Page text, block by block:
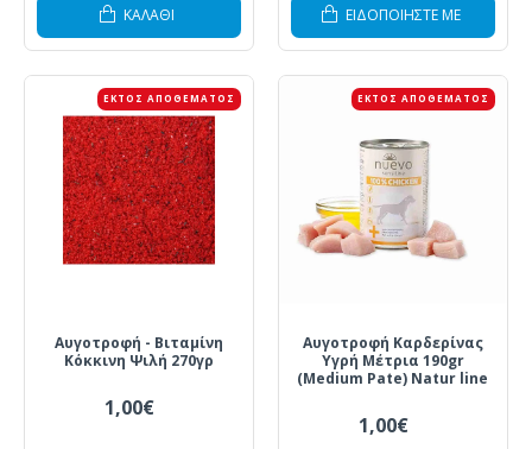
ΚΑΛΆΘΙ ΕΙΔΟΠΟΙΗΣΤΕ ΜΕ
ΕΚΤΌΣ ΑΠΟΘΈΜΑΤΟΣ
Αυγοτροφή - Βιταμίνη
Κόκκινη Ψιλή 270γρ
1,00€
ΕΚΤΌΣ ΑΠΟΘΈΜΑΤΟΣ
Αυγοτροφή Καρδερίνας
Υγρή Μέτρια 190gr
(Medium Pate) Natur line
1,00€